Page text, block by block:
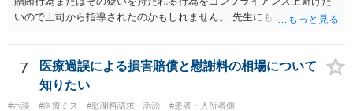
いので上司から指導されたのかもしれません。 先生にも万一迷惑をか
7
医療過誤による損害賠償と慰謝料の相場について
知りたい
#示談 #医療ミス #慰謝料請求・訴訟 #患者・入所者側